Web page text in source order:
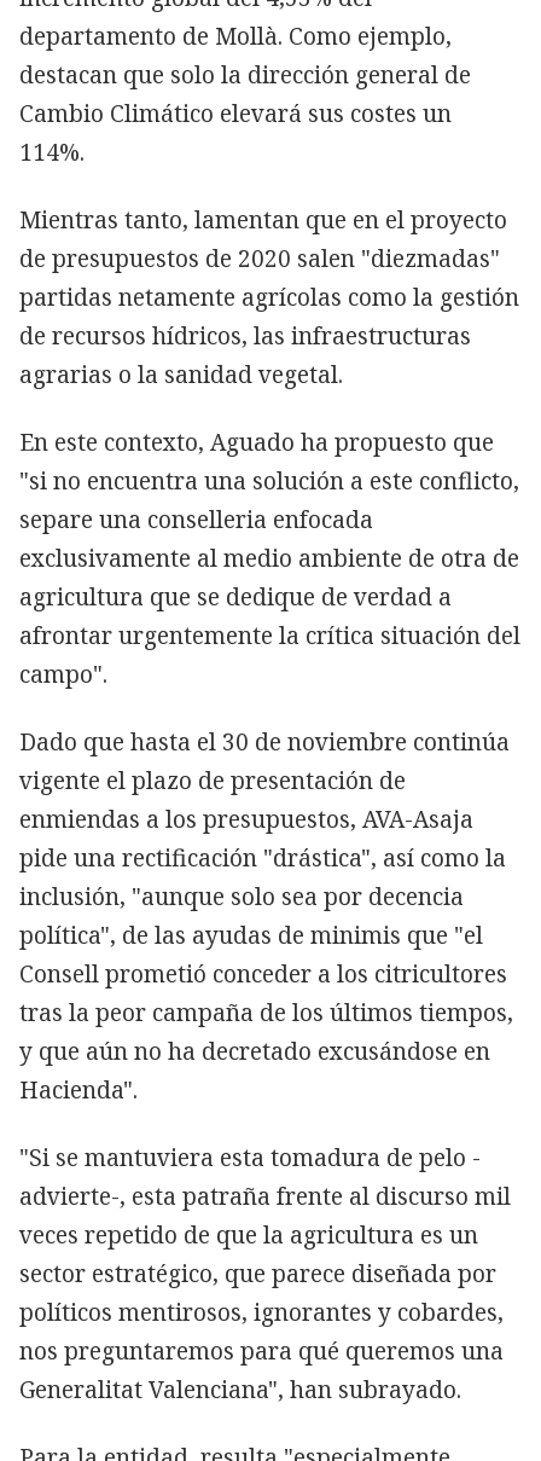
departamento de Mollà. Como ejemplo,
destacan que solo la dirección general de
Cambio Climático elevará sus costes un
114%.
Mientras tanto, lamentan que en el proyecto
de presupuestos de 2020 salen "diezmadas"
partidas netamente agrícolas como la gestión
de recursos hídricos, las infraestructuras
agrarias o la sanidad vegetal.
En este contexto, Aguado ha propuesto que
"si no encuentra una solución a este conflicto,
separe una conselleria enfocada
exclusivamente al medio ambiente de otra de
agricultura que se dedique de verdad a
afrontar urgentemente la crítica situación del
campo".
Dado que hasta el 30 de noviembre continúa
vigente el plazo de presentación de
enmiendas a los presupuestos, AVA-Asaja
pide una rectificación "drástica", así como la
inclusión, "aunque solo sea por decencia
política", de las ayudas de minimis que "el
Consell prometió conceder a los citricultores
tras la peor campaña de los últimos tiempos,
y que aún no ha decretado excusándose en
Hacienda".
"Si se mantuviera esta tomadura de pelo -
advierte-, esta patraña frente al discurso mil
veces repetido de que la agricultura es un
sector estratégico, que parece diseñada por
políticos mentirosos, ignorantes y cobardes,
nos preguntaremos para qué queremos una
Generalitat Valenciana", han subrayado.